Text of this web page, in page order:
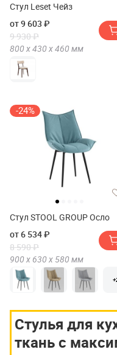
Стул Leset Чейз
от 9 603 ₽
9 930 ₽
800 х430 х460 мм
-24%
Стул STOOL GROUP Осло
от 6 534 ₽
8 590 ₽
900 х 630 х 580 мм
Стулья для
ткань с